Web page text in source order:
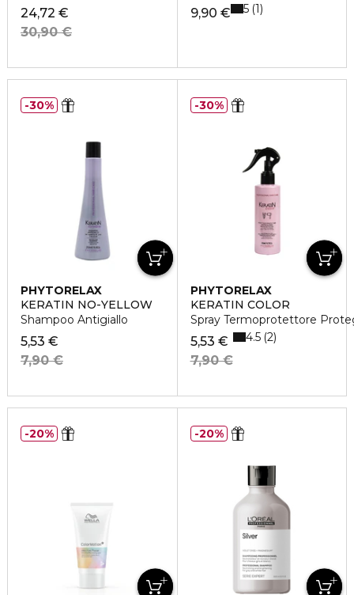
24,72 €
30,90 €
9,90 € 5 1
PHYTORELAX
KERATIN NO-YELLOW
Shampoo Antigiallo
5,53 €
7,90 €
30%
PHYTORELAX
KERATIN COLOR
Spray Termoprotettore
5,53 €
7,90 €
4.5 2
30%
20% 20%